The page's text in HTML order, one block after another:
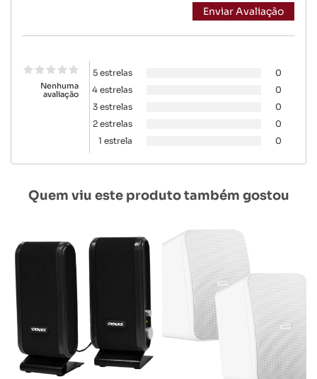
Nenhuma
avaliação
5 estrelas
0
4 estrelas
0
3 estrelas
0
2 estrelas
0
1 estrela
0
Quem viu este produto também gostou